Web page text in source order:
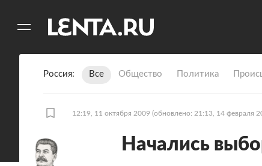
Россия Все Общество Политика
12:19, 11 октября 2009 (обновлено: 21:13, 14 февраля
Начались